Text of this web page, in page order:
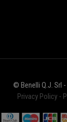
© Benelli Q.J. Srl
Privacy Policy -